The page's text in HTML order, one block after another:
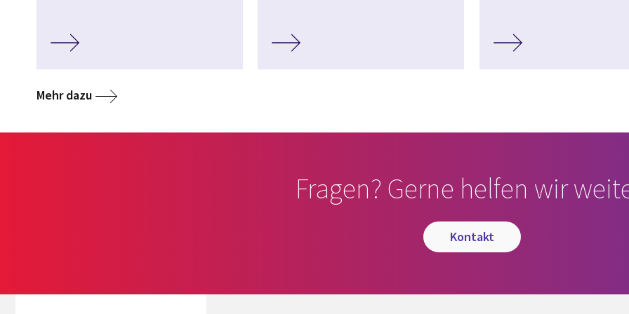
Mehr dazu
Fragen? Gerne helfen wir
kontakt